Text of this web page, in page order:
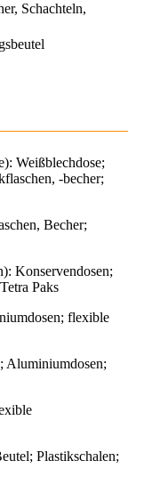
Schachteln,
Weißblechdose;
-becher;
Becher;
Konservendosen;
Paks
flexible
Aluminiumdosen;
Plastikschalen;